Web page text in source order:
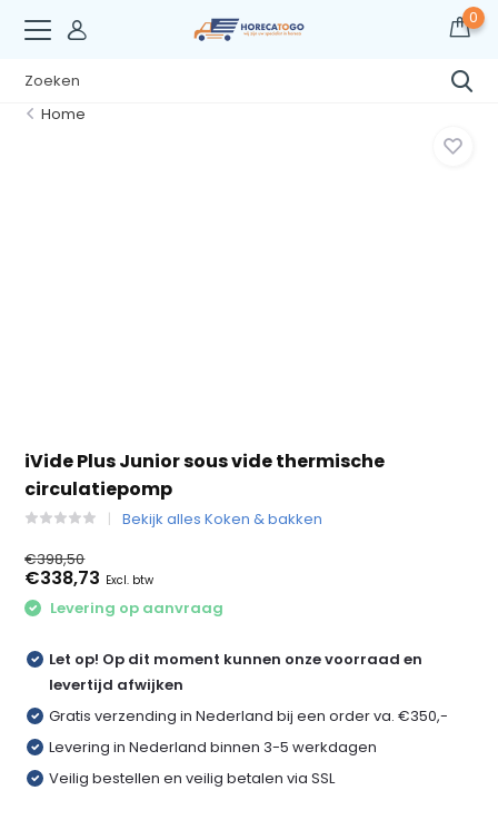
0
Home
iVide Plus Junior sous vide thermische
circulatiepomp
Bekijk alles Koken & bakken
€398,50
€338,73 Excl. btw
Levering op aanvraag
Let op! Op dit moment kunnen onze voorraad en
levertijd afwijken
Gratis verzending in Nederland bij een order va. €350,-
Levering in Nederland binnen 3-5 werkdagen
Veilig bestellen en veilig betalen via SSL